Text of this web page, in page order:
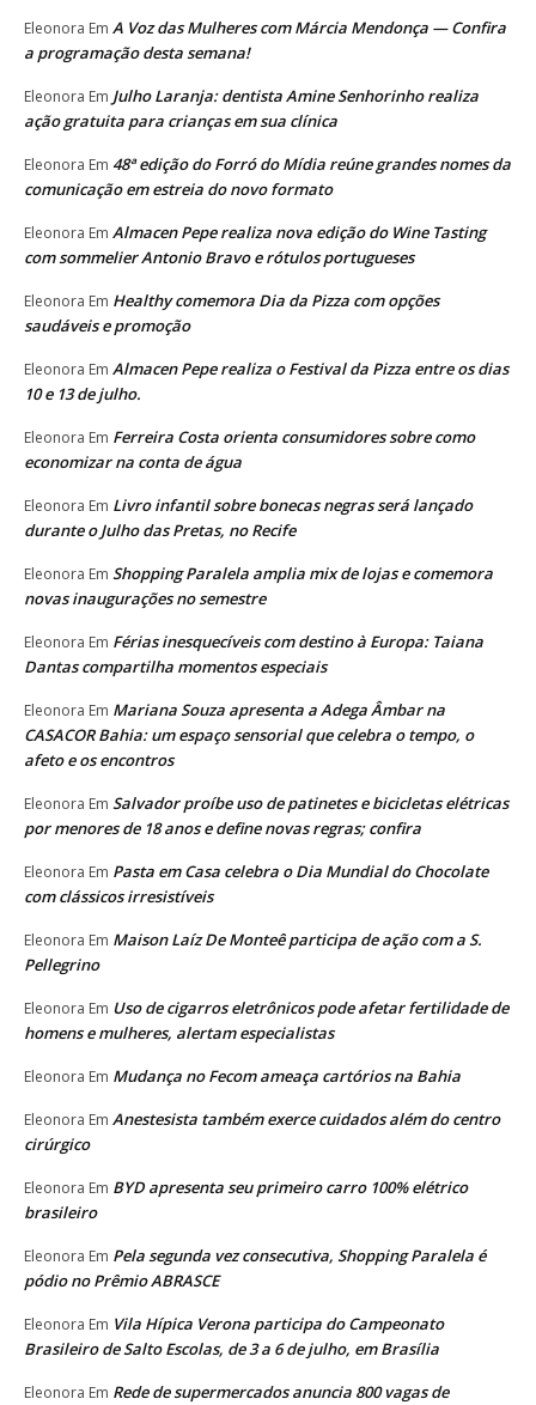
Eleonora Em A Voz das Mulheres com Márcia Mendonça — Confira
a programação desta semana!
Eleonora Em Julho Laranja: dentista Amine Senhorinho realiza
ação gratuita para crianças em sua clínica
Eleonora Em 48ª edição do Forró do Mídia reúne grandes nomes da
comunicação em estreia do novo formato
Eleonora Em Almacen Pepe realiza nova edição do Wine Tasting
com sommelier Antonio Bravo e rótulos portugueses
Eleonora Em Healthy comemora Dia da Pizza com opções
saudáveis e promoção
Eleonora Em Almacen Pepe realiza o Festival da Pizza entre os dias
10 e 13 de julho.
Eleonora Em Ferreira Costa orienta consumidores sobre como
economizar na conta de água
Eleonora Em Livro infantil sobre bonecas negras será lançado
durante o Julho das Pretas, no Recife
Eleonora Em Shopping Paralela amplia mix de lojas e comemora
novas inaugurações no semestre
Eleonora Em Férias inesquecíveis com destino à Europa: Taiana
Dantas compartilha momentos especiais
Eleonora Em Mariana Souza apresenta a Adega Âmbar na
CASACOR Bahia: um espaço sensorial que celebra o tempo, o
afeto e os encontros
Eleonora Em Salvador proíbe uso de patinetes e bicicletas elétricas
por menores de 18 anos e define novas regras; confira
Eleonora Em Pasta em Casa celebra o Dia Mundial do Chocolate
com clássicos irresistíveis
Eleonora Em Maison Laíz De Monteê participa de ação com a S.
Pellegrino
Eleonora Em Uso de cigarros eletrônicos pode afetar fertilidade de
homens e mulheres, alertam especialistas
Eleonora Em Mudança no Fecom ameaça cartórios na Bahia
Eleonora Em Anestesista também exerce cuidados além do centro
cirúrgico
Eleonora Em BYD apresenta seu primeiro carro 100% elétrico
brasileiro
Eleonora Em Pela segunda vez consecutiva, Shopping Paralela é
pódio no Prêmio ABRASCE
Eleonora Em Vila Hípica Verona participa do Campeonato
Brasileiro de Salto Escolas, de 3 a 6 de julho, em Brasília
Eleonora Em Rede de supermercados anuncia 800 vagas de